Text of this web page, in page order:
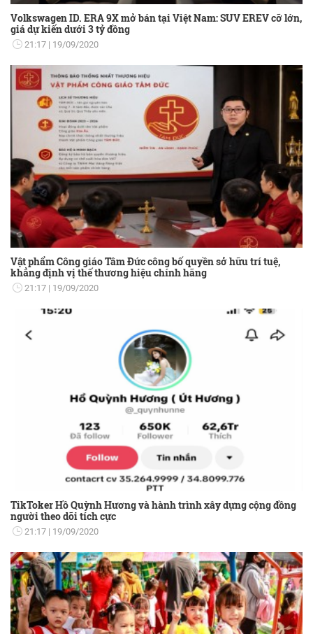
Volkswagen ID. ERA 9X mở bán tại Việt Nam: SUV EREV cỡ lớn,
giá dự kiến dưới 3 tỷ đồng
21:17 19/09/2020
Vật phẩm Công giáo Tâm Đức công bố quyền sở hữu trí tuệ,
khẳng định vị thế thương hiệu chính hãng
21:17 19/09/2020
TikToker Hồ Quỳnh Hương và hành trình xây dựng cộng đồng
người theo dõi tích cực
21:17 19/09/2020